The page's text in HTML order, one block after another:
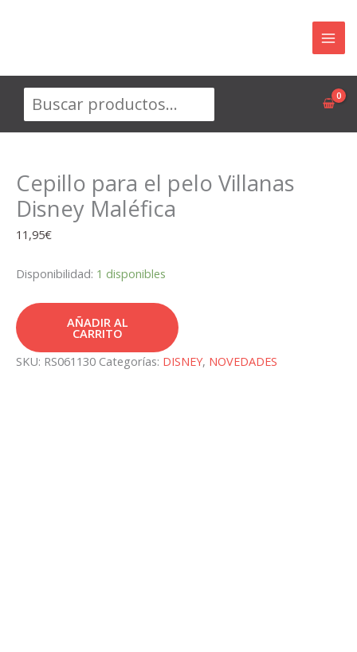
Buscar
Cepillo para el pelo Villanas
Disney Maléfica
11,95€
Disponibilidad: 1 disponibles
Cepillo
para
AÑADIR AL
CARRITO
SKU: RS061130 Categorías: DISNEY, NOVEDADES